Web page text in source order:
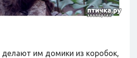
делают им домики из коробок,